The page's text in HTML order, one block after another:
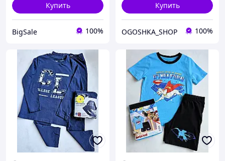
Купить
BigSale 100%
Купить
OGOSHKA_SHOP 100%